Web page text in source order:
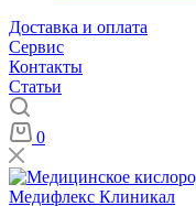
Доставка и оплата
Cервис
Контакты
Статьи
0